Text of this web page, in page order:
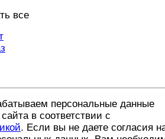
все
персональные данные
в соответствии с
. Если вы не даете согласия